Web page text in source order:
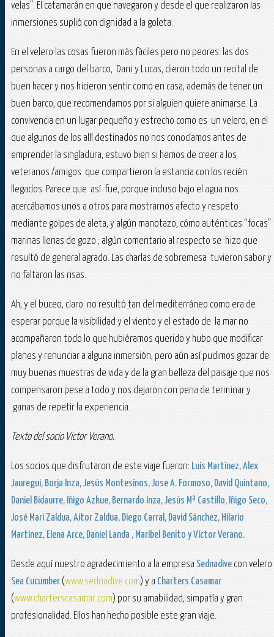
velas”. El catamarán en que navegaron y desde el que realizaron las
inmersiones suplió con dignidad a la goleta.
En el velero las cosas fueron más fáciles pero no peores: las dos
personas a cargo del barco, Dani y Lucas, dieron todo un recital de
buen hacer y nos hicieron sentir como en casa, además de tener un
buen barco, que recomendamos por si alguien quiere animarse. La
convivencia en un lugar pequeño y estrecho como es un velero, en el
que algunos de los allí destinados no nos conocíamos antes de
emprender la singladura, estuvo bien si hemos de creer a los
veteranos /amigos que compartieron la estancia con los recién
llegados. Parece que así fue, porque incluso bajo el agua nos
acercábamos unos a otros para mostrarnos afecto y respeto
mediante golpes de aleta, y algún manotazo, cómo auténticas “focas”
marinas llenas de gozo ; algún comentario al respecto se hizo que
resultó de general agrado. Las charlas de sobremesa tuvieron sabor y
no faltaron las risas.
Ah, y el buceo, claro: no resultó tan del mediterráneo como era de
esperar porque la visibilidad y el viento y el estado de la mar no
acompañaron todo lo que hubiéramos querido y hubo que modificar
planes y renunciar a alguna inmersión, pero aún así pudimos gozar de
muy buenas muestras de vida y de la gran belleza del paisaje que nos
compensaron pese a todo y nos dejaron con pena de terminar y
ganas de repetir la experiencia.
Texto del socio Victor Verano.
Los socios que disfrutaron de este viaje fueron: Luis Martínez, Alex
Jauregui, Borja Inza, Jesús Montesinos, Jose A. Formoso, David Quintano,
Daniel Bidaurre, Iñigo Azkue, Bernardo Inza, Jesús Mª Castillo, Iñigo Seco,
José Mari Zaldua, Aitor Zaldua, Diego Carral, David Sánchez, Hilario
Martínez, Elena Arce, Daniel Landa , Maribel Benito y Víctor Verano.
Desde aquí nuestro agradecimiento a la empresa Sednadive con velero
Sea Cucumber (www.sednadive.com) y a Charters Casamar
(www.charterscasamar.com) por su amabilidad, simpatía y gran
profesionalidad. Ellos han hecho posible este gran viaje.